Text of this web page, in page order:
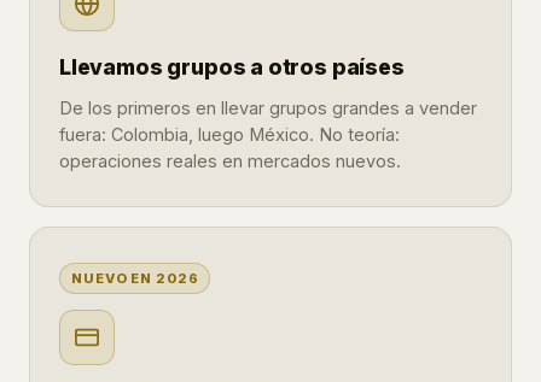
Llevamos grupos a otros países
De los primeros en llevar grupos grandes a vender
fuera: Colombia, luego México. No teoría:
operaciones reales en mercados nuevos.
NUEVO EN 2026